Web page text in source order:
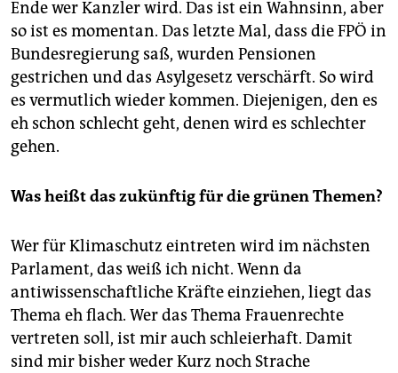
Ende wer Kanzler wird. Das ist ein Wahnsinn, aber
so ist es momentan. Das letzte Mal, dass die FPÖ in
Bundesregierung saß, wurden Pensionen
gestrichen und das Asylgesetz verschärft. So wird
es vermutlich wieder kommen. Diejenigen, den es
eh schon schlecht geht, denen wird es schlechter
gehen.
Was heißt das zukünftig für die grünen Themen?
Wer für Klimaschutz eintreten wird im nächsten
Parlament, das weiß ich nicht. Wenn da
antiwissenschaftliche Kräfte einziehen, liegt das
Thema eh flach. Wer das Thema Frauenrechte
vertreten soll, ist mir auch schleierhaft. Damit
sind mir bisher weder Kurz noch Strache